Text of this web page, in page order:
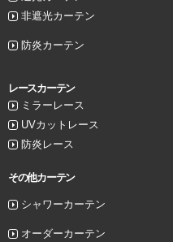
非遮光カーテン
防炎カーテン
レースカーテン
ミラーレース
UVカットレース
防炎レース
その他カーテン
シャワーカーテン
オーダーカーテン